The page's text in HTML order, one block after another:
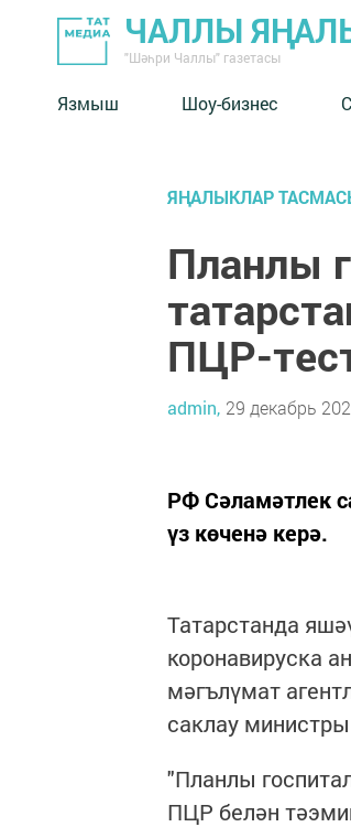
ЧАЛЛЫ
"Шәһри Чаллы" газетасы
Язмыш Шоу-бизнес
ЯҢАЛЫКЛАР
Планлы
ПЦР-
admin, 29 декабрь
РФ Сәламәтлек
үз көченә керә.
Татарстанда
коронавируска
мәгълүмат
саклау
"Планлы
ПЦР белән